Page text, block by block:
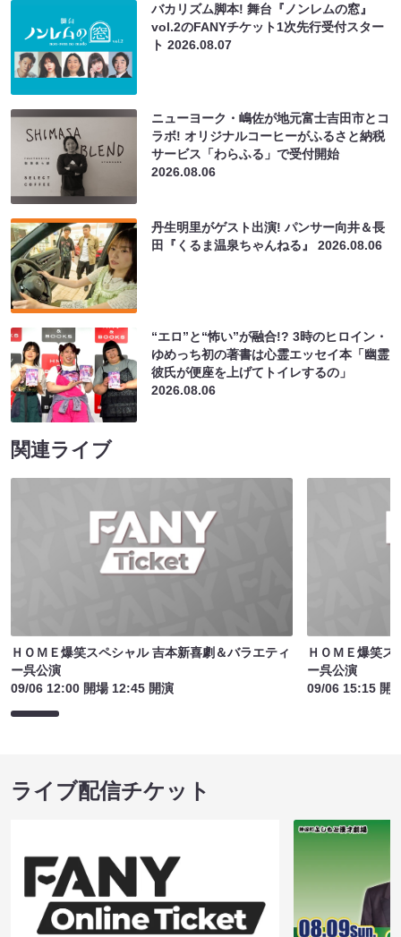
バカリズム脚本! 舞台『ノンレムの窓』
vol.2のFANYチケット1次先行受付スター
ト2026.08.07
ニューヨーク・嶋佐が地元富士吉田市とコ
ラボ! オリジナルコーヒーがふるさと納税
サービス「わらふる」で受付開始
2026.08.06
丹生明里がゲスト出演! パンサー向井＆長
田『くるま温泉ちゃんねる』2026.08.06
“エロ”と“怖い”が融合!? 3時のヒロイン・
ゆめっち初の著書は心霊エッセイ本「幽霊
彼氏が便座を上げてトイレするの」
2026.08.06
関連ライブ
ＨＯＭＥ爆笑スペシャル 吉本新喜劇＆バラエティ
ー呉公演
09/06 12:00 開場 12:45 開演
ＨＯＭＥ爆笑ス
ー呉公演
09/06 15:15 開
ライブ配信チケット